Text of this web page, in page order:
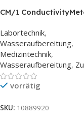
CM/1
Labortechnik,
Wasseraufbereitung,
Medizintechnik,
Wasseraufbereitung,
vorrätig
SKU: 10889920